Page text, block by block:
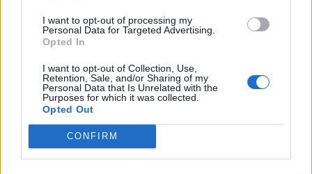
I want to opt-out of processing my
Personal Data for Targeted Advertising.
Opted In
I want to opt-out of Collection, Use,
Retention, Sale, and/or Sharing of my
Personal Data that Is Unrelated with the
Purposes for which it was collected.
Opted Out
CONFIRM